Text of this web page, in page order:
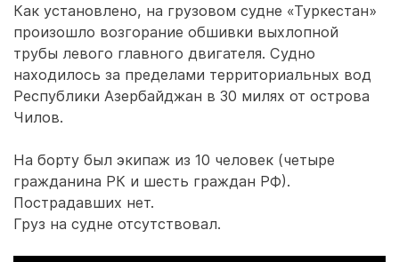
Как установлено, на грузовом судне «Туркестан»
произошло возгорание обшивки выхлопной
трубы левого главного двигателя. Судно
находилось за пределами территориальных вод
Республики Азербайджан в 30 милях от острова
Чилов.
На борту был экипаж из 10 человек (четыре
гражданина РК и шесть граждан РФ).
Пострадавших нет.
Груз на судне отсутствовал.